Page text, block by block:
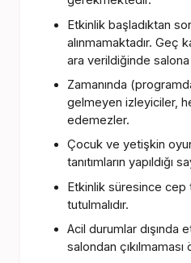
Etkinlik başladıktan
alınmamaktadır. Geç
ara verildiğinde
Zamanında
gelmeyen izleyiciler,
edemezler.
Çocuk ve yetişkin
tanıtımların yapıldığı
Etkinlik süresince cep
tutulmalıdır.
Acil durumlar dışında
salondan